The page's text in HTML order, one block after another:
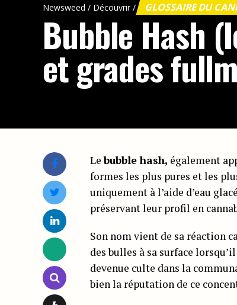
Newsweed / Découvrir / GLOSSAIRE DU
Bubble Hash
et grades
Lebubble hash, également
formes les plus pures et les
uniquement à l’aide d’eau
préservant leur profil en
Son nom vient de sa réaction
des bulles à sa surface
devenue culte dans la
bien la réputation de ce